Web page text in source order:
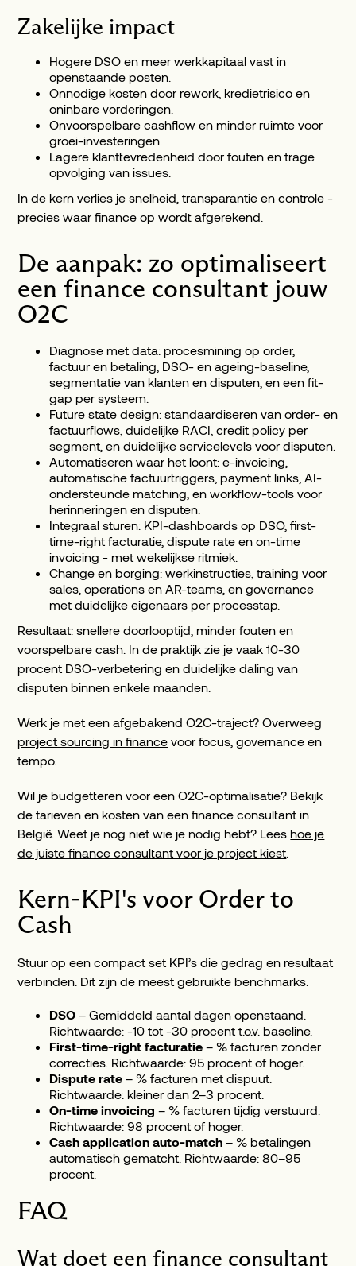
Zakelijke impact
Hogere DSO en meer werkkapitaal vast in
openstaande posten.
Onnodige kosten door rework, kredietrisico en
oninbare vorderingen.
Onvoorspelbare cashflow en minder ruimte voor
groei-investeringen.
Lagere klanttevredenheid door fouten en trage
opvolging van issues.
In de kern verlies je snelheid, transparantie en controle -
precies waar finance op wordt afgerekend.
De aanpak: zo optimaliseert
een finance consultant jouw
O2C
Diagnose met data: procesmining op order,
factuur en betaling, DSO- en ageing-baseline,
segmentatie van klanten en disputen, en een fit-
gap per systeem.
Future state design: standaardiseren van order- en
factuurflows, duidelijke RACI, credit policy per
segment, en duidelijke servicelevels voor disputen.
Automatiseren waar het loont: e-invoicing,
automatische factuurtriggers, payment links, AI-
ondersteunde matching, en workflow-tools voor
herinneringen en disputen.
Integraal sturen: KPI-dashboards op DSO, first-
time-right facturatie, dispute rate en on-time
invoicing - met wekelijkse ritmiek.
Change en borging: werkinstructies, training voor
sales, operations en AR-teams, en governance
met duidelijke eigenaars per processtap.
Resultaat: snellere doorlooptijd, minder fouten en
voorspelbare cash. In de praktijk zie je vaak 10-30
procent DSO-verbetering en duidelijke daling van
disputen binnen enkele maanden.
Werk je met een afgebakend O2C-traject? Overweeg
project sourcing in finance voor focus, governance en
tempo.
Wil je budgetteren voor een O2C-optimalisatie? Bekijk
de tarieven en kosten van een finance consultant in
België. Weet je nog niet wie je nodig hebt? Leeshoe je
de juiste finance consultant voor je project kiest
Kern-KPI's voor Order to
Cash
Stuur op een compact set KPI’s die gedrag en resultaat
verbinden. Dit zijn de meest gebruikte benchmarks.
DSO – Gemiddeld aantal dagen openstaand.
Richtwaarde: -10 tot -30 procent t.o.v. baseline.
First-time-right facturatie – % facturen zonder
correcties. Richtwaarde: 95 procent of hoger.
Dispute rate – % facturen met dispuut.
Richtwaarde: kleiner dan 2–3 procent.
On-time invoicing – % facturen tijdig verstuurd.
Richtwaarde: 98 procent of hoger.
Cash application auto-match – % betalingen
automatisch gematcht. Richtwaarde: 80–95
procent.
FAQ
Wat doet een finance consultant